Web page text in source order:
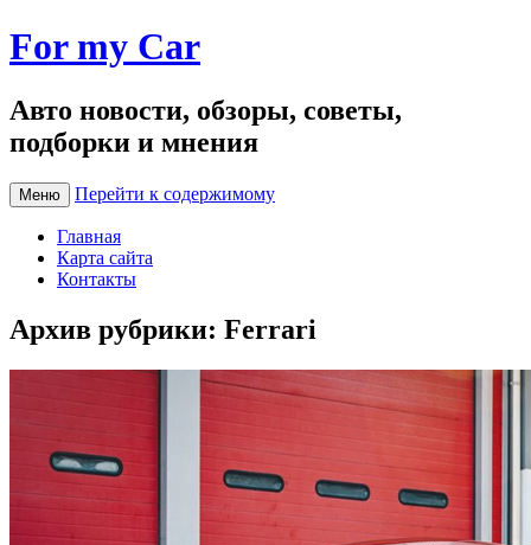
For my Car
Авто новости, обзоры, советы,
подборки и мнения
Меню Перейти к содержимому
Главная
Карта сайта
Контакты
Архив рубрики: Ferrari